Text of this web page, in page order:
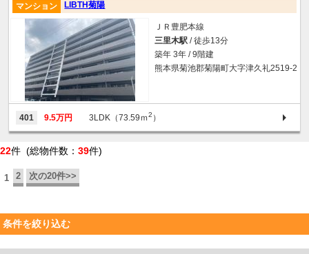
LIBTH菊陽
マンション
ＪＲ豊肥本線
三里木駅 / 徒歩13分
築年 3年 / 9階建
熊本県菊池郡菊陽町大字津久礼2519-2
401 9.5万円 3LDK（73.59ｍ2 ）
22件 (総物件数： 39件)
1 2 次の20件>>
条件を絞り込む